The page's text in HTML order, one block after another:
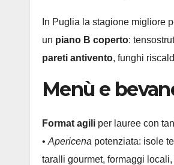
In Puglia la stagione migliore
un piano B coperto:
pareti antivento, funghi
Menù e
Format agili per lauree con
• Apericena potenziata: isole
taralli gourmet, formaggi